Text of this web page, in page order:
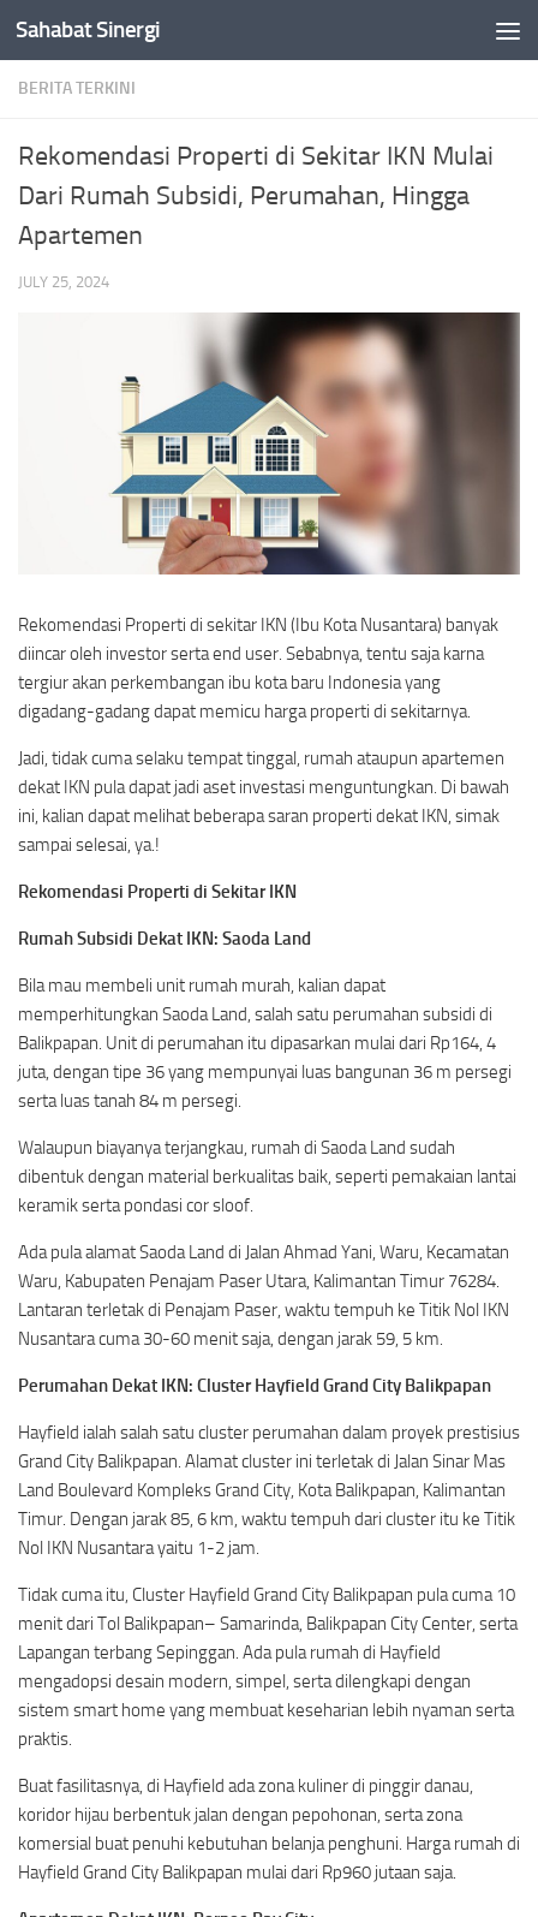
Skip to content
Sahabat Sinergi
BERITA TERKINI
Rekomendasi Properti di Sekitar IKN Mulai
Dari Rumah Subsidi, Perumahan, Hingga
Apartemen
JULY 25, 2024
Rekomendasi Properti di sekitar IKN (Ibu Kota Nusantara) banyak
diincar oleh investor serta end user. Sebabnya, tentu saja karna
tergiur akan perkembangan ibu kota baru Indonesia yang
digadang-gadang dapat memicu harga properti di sekitarnya.
Jadi, tidak cuma selaku tempat tinggal, rumah ataupun apartemen
dekat IKN pula dapat jadi aset investasi menguntungkan. Di bawah
ini, kalian dapat melihat beberapa saran properti dekat IKN, simak
sampai selesai, ya.!
Rekomendasi Properti di Sekitar IKN
Rumah Subsidi Dekat IKN: Saoda Land
Bila mau membeli unit rumah murah, kalian dapat
memperhitungkan Saoda Land, salah satu perumahan subsidi di
Balikpapan. Unit di perumahan itu dipasarkan mulai dari Rp164, 4
juta, dengan tipe 36 yang mempunyai luas bangunan 36 m persegi
serta luas tanah 84 m persegi.
Walaupun biayanya terjangkau, rumah di Saoda Land sudah
dibentuk dengan material berkualitas baik, seperti pemakaian lantai
keramik serta pondasi cor sloof.
Ada pula alamat Saoda Land di Jalan Ahmad Yani, Waru, Kecamatan
Waru, Kabupaten Penajam Paser Utara, Kalimantan Timur 76284.
Lantaran terletak di Penajam Paser, waktu tempuh ke Titik Nol IKN
Nusantara cuma 30-60 menit saja, dengan jarak 59, 5 km.
Perumahan Dekat IKN: Cluster Hayfield Grand City Balikpapan
Hayfield ialah salah satu cluster perumahan dalam proyek prestisius
Grand City Balikpapan. Alamat cluster ini terletak di Jalan Sinar Mas
Land Boulevard Kompleks Grand City, Kota Balikpapan, Kalimantan
Timur. Dengan jarak 85, 6 km, waktu tempuh dari cluster itu ke Titik
Nol IKN Nusantara yaitu 1-2 jam.
Tidak cuma itu, Cluster Hayfield Grand City Balikpapan pula cuma 10
menit dari Tol Balikpapan– Samarinda, Balikpapan City Center, serta
Lapangan terbang Sepinggan. Ada pula rumah di Hayfield
mengadopsi desain modern, simpel, serta dilengkapi dengan
sistem smart home yang membuat keseharian lebih nyaman serta
praktis.
Buat fasilitasnya, di Hayfield ada zona kuliner di pinggir danau,
koridor hijau berbentuk jalan dengan pepohonan, serta zona
komersial buat penuhi kebutuhan belanja penghuni. Harga rumah di
Hayfield Grand City Balikpapan mulai dari Rp960 jutaan saja.